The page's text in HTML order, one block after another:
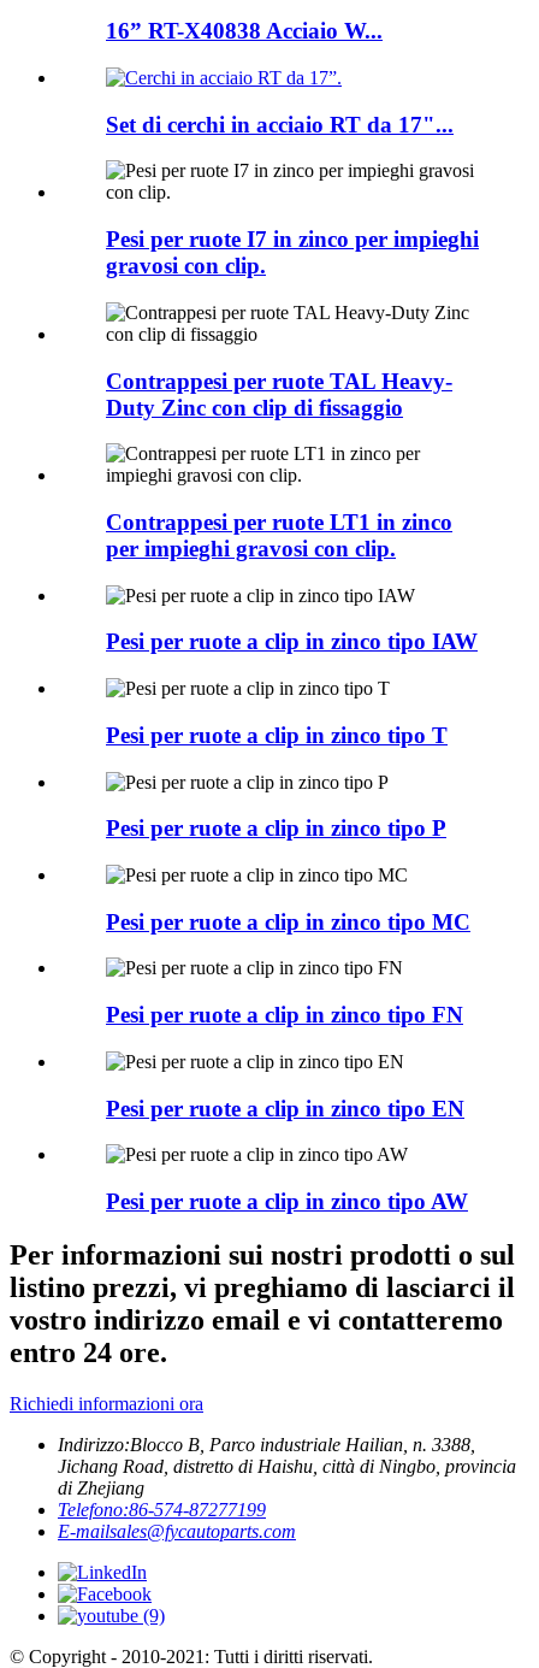
16” RT-X40838 Acciaio W...
Set di cerchi in acciaio RT da 17"...
Pesi per ruote I7 ​​in zinco per impieghi
gravosi con clip.
Contrappesi per ruote TAL Heavy-
Duty Zinc con clip di fissaggio
Contrappesi per ruote LT1 in zinco
per impieghi gravosi con clip.
Pesi per ruote a clip in zinco tipo IAW
Pesi per ruote a clip in zinco tipo T
Pesi per ruote a clip in zinco tipo P
Pesi per ruote a clip in zinco tipo MC
Pesi per ruote a clip in zinco tipo FN
Pesi per ruote a clip in zinco tipo EN
Pesi per ruote a clip in zinco tipo AW
Per informazioni sui nostri prodotti o sul
listino prezzi, vi preghiamo di lasciarci il
vostro indirizzo email e vi contatteremo
entro 24 ore.
Richiedi informazioni ora
Indirizzo:Blocco B, Parco industriale Hailian, n. 3388,
Jichang Road, distretto di Haishu, città di Ningbo, provincia
di Zhejiang
Telefono:86-574-87277199
E-mailsales@fycautoparts.com
© Copyright - 2010-2021: Tutti i diritti riservati.